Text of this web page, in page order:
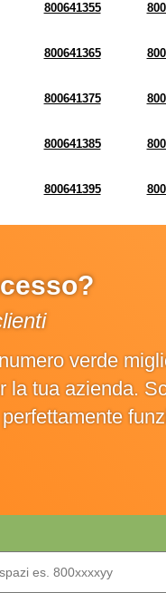
800641355
800641365
800641375
800641385
800641395
verde
tua azienda.